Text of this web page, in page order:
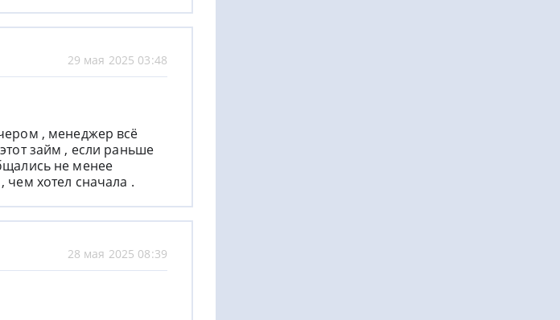
29 мая 2025 03:48
, менеджер всё
займ , если раньше
не менее
хотел сначала .
28 мая 2025 08:39